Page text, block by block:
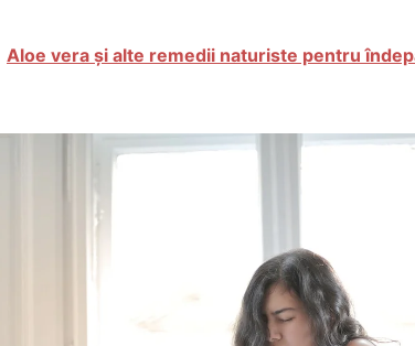
Aloe vera și alte remedii naturiste pentru